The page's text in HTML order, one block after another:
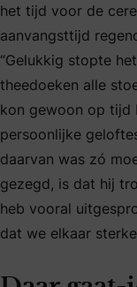
het tijd voor de
aanvangsttijd
“Gelukkig stopte
theedoeken alle
kon gewoon op tijd
persoonlijke
daarvan was zó
gezegd, is dat hij
heb vooral
dat we elkaar